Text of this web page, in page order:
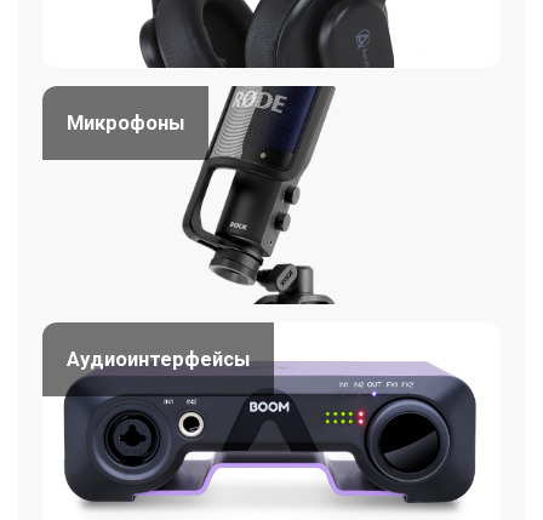
Микрофоны
Аудиоинтерфейсы